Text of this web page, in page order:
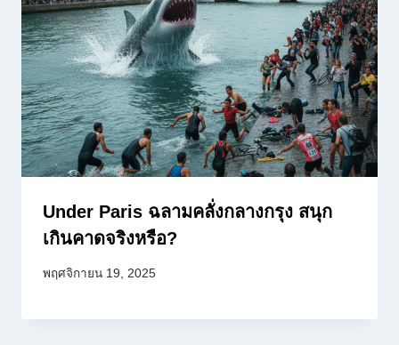
Under Paris ฉลามคลั่งกลางกรุง สนุก
เกินคาดจริงหรือ?
พฤศจิกายน 19, 2025